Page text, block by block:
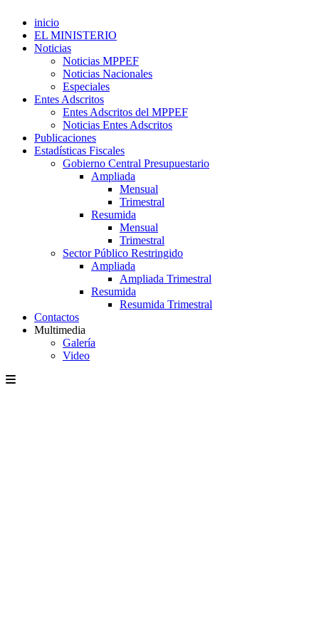
inicio
EL MINISTERIO
Noticias
Noticias MPPEF
Noticias Nacionales
Especiales
Entes Adscritos
Entes Adscritos del MPPEF
Noticias Entes Adscritos
Publicaciones
Estadísticas Fiscales
Gobierno Central Presupuestario
Ampliada
Mensual
Trimestral
Resumida
Mensual
Trimestral
Sector Público Restringido
Ampliada
Ampliada Trimestral
Resumida
Resumida Trimestral
Contactos
Multimedia
Galería
Video